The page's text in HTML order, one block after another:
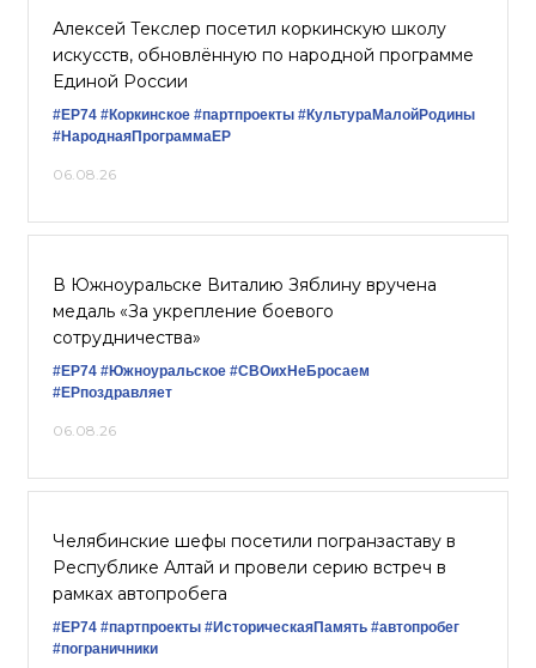
Алексей Текслер посетил коркинскую школу
искусств, обновлённую по народной программе
Единой России
#ЕР74 #Коркинское #партпроекты #КультураМалойРодины
#НароднаяПрограммаЕР
06.08.26
В Южноуральске Виталию Зяблину вручена
медаль «За укрепление боевого
сотрудничества»
#ЕР74 #Южноуральское #СВОихНеБросаем
#ЕРпоздравляет
06.08.26
Челябинские шефы посетили погранзаставу в
Республике Алтай и провели серию встреч в
рамках автопробега
#ЕР74 #партпроекты #ИсторическаяПамять #автопробег
#пограничники